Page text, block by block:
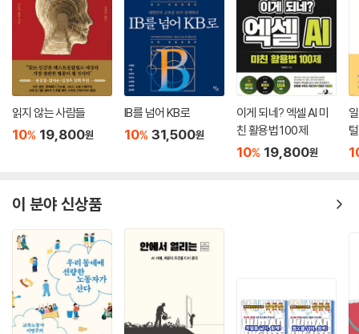
읽지 않는 사람들
10% 19,800원
IB를 넘어 KB로
10% 31,500원
이게 되네? 엑셀 AI 미
친 활용법 100제
10% 19,800원
이 분야 신상품